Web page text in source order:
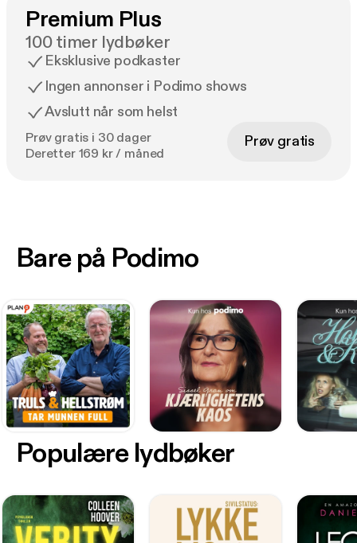
Premium Plus
100 timer lydbøker
Eksklusive podkaster
Ingen annonser i Podimo shows
Avslutt når som helst
Prøv gratis i 30 dager
Deretter 169 kr / måned
Prøv gratis
Bare på Podimo
Populære lydbøker